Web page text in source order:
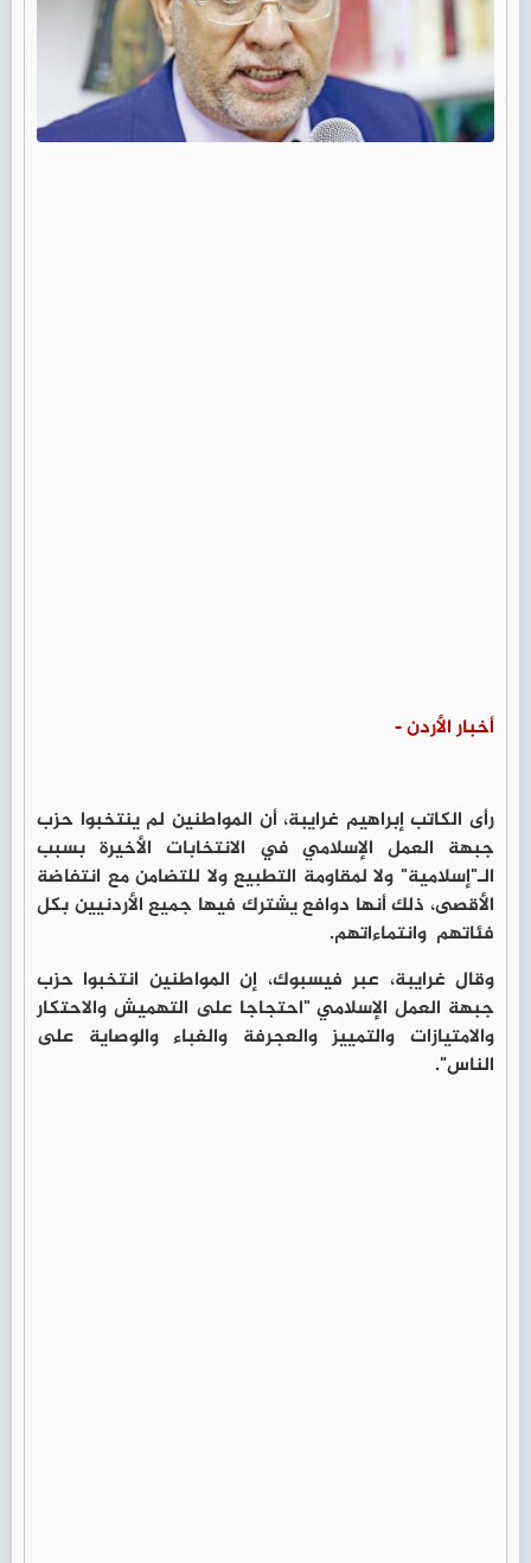
أخبار الأردن -
رأى الكاتب إبراهيم غرايبة، أن المواطنين لم ينتخبوا حزب
جبهة العمل الإسلامي في الانتخابات الأخيرة بسبب
الـ"إسلامية" ولا لمقاومة التطبيع ولا للتضامن مع انتفاضة
الأقصى، ذلك أنها دوافع يشترك فيها جميع الأردنيين بكل
فئاتهم وانتماءاتهم.
وقال غرايبة، عبر فيسبوك، إن المواطنين انتخبوا حزب
جبهة العمل الإسلامي "احتجاجا على التهميش والاحتكار
والامتيازات والتمييز والعجرفة والغباء والوصاية على
الناس".